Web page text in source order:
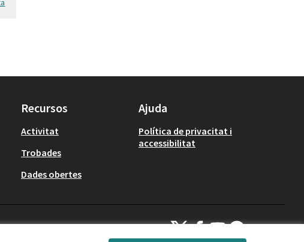
Recursos
Activitat
Trobades
Dades obertes
Ajuda
Política de privacitat i
accessibilitat
Decidim Calafell a X
Decidim Calafell a Facebook
Decidim Calafell a YouTube
Decidim Calafell a